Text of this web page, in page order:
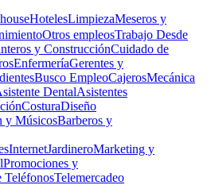
HotelesLimpiezaMeseros y
Otros empleosTrabajo Desde
y ConstrucciónCuidado de
EnfermeríaGerentes y
Busco EmpleoCajerosMecánica
DentalAsistentes
CosturaDiseño
y MúsicosBarberos y
InternetJardineroMarketing y
Promociones y
TeléfonosTelemercadeo